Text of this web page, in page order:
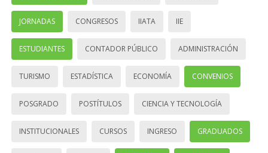
JORNADAS CONGRESOS IIATA IIE
ESTUDIANTES CONTADOR PÚBLICO ADMINISTRACIÓN
TURISMO ESTADÍSTICA ECONOMÍA CONVENIOS
POSGRADO POSTÍTULOS CIENCIA Y TECNOLOGÍA
INSTITUCIONALES CURSOS INGRESO GRADUADOS